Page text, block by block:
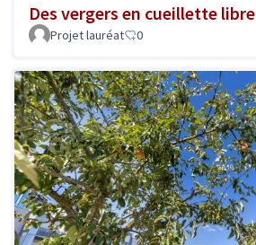
Des vergers en cueillette libre
Projet lauréat 0